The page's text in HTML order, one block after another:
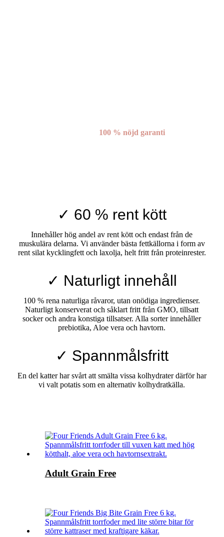
100 % nöjd garanti
✓ 60 % rent kött
Innehåller hög andel av rent kött och endast från de
muskulära delarna. Vi använder bästa fettkällorna i form av
rent silat kycklingfett och laxolja, helt fritt från proteinrester.
✓ Naturligt innehåll
100 % rena naturliga råvaror, utan onödiga ingredienser.
Naturligt konserverat och såklart fritt från GMO, tillsatt
socker och andra konstiga tillsatser. Alla sorter innehåller
prebiotika, Aloe vera och havtorn.
✓ Spannmålsfritt
En del katter har svårt att smälta vissa kolhydrater därför har
vi valt potatis som en alternativ kolhydratkälla.
Adult Grain Free